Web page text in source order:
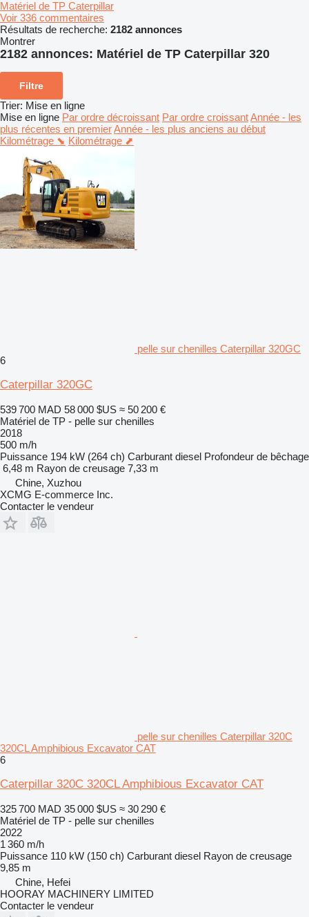
Matériel de TP Caterpillar
Voir 336 commentaires
Résultats de recherche: 2182 annonces
Montrer
2182 annonces: Matériel de TP Caterpillar 320
Filtre
Trier: Mise en ligne
Mise en ligne Par ordre décroissant Par ordre croissantAnnée - les
plus récentes en premierAnnée - les plus anciens au début
Kilométrage ⬊ Kilométrage ⬈
pelle sur chenilles Caterpillar 320GC
6
Caterpillar 320GC
539 700 MAD 58 000 $US ≈ 50 200 €
Matériel de TP - pelle sur chenilles
2018
500 m/h
Puissance 194 kW (264 ch) Carburant diesel Profondeur de bêchage
6,48 m Rayon de creusage 7,33 m
Chine, Xuzhou
XCMG E-commerce Inc.
Contacter le vendeur
pelle sur chenilles Caterpillar 320C
320CL Amphibious Excavator CAT
6
Caterpillar 320C 320CL Amphibious Excavator CAT
325 700 MAD 35 000 $US ≈ 30 290 €
Matériel de TP - pelle sur chenilles
2022
1 360 m/h
Puissance 110 kW (150 ch) Carburant diesel Rayon de creusage
9,85 m
Chine, Hefei
HOORAY MACHINERY LIMITED
Contacter le vendeur